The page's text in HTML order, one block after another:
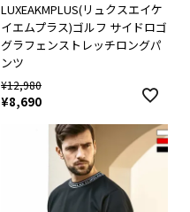
LUXEAKMPLUS(リュクスエイケ
イエムプラス)ゴルフ サイドロゴ
グラフェンストレッチロングパ
ンツ
¥12,980
¥8,690